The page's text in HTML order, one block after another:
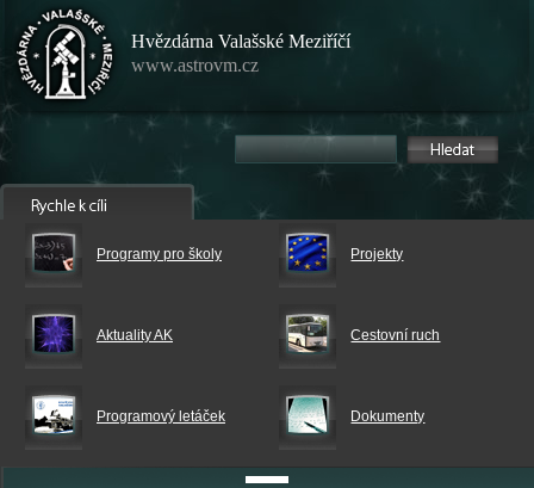
Hvězdárna Valašské Meziříčí
www.astrovm.cz
Programy pro školy Projekty
Aktuality AK Cestovní ruch
Programový letáček Dokumenty